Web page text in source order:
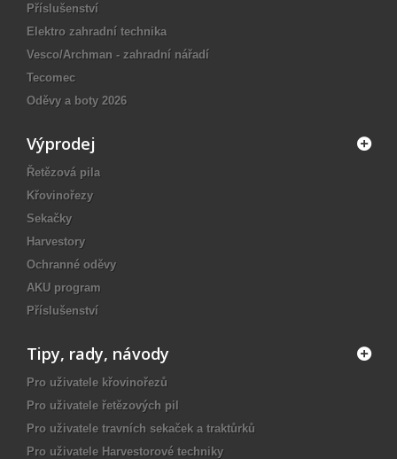
Příslušenství
Elektro zahradní technika
Vesco/Archman - zahradní nářadí
Tecomec
Oděvy a boty 2026
Výprodej
Řetězová pila
Křovinořezy
Sekačky
Harvestory
Ochranné oděvy
AKU program
Příslušenství
Tipy, rady, návody
Pro uživatele křovinořezů
Pro uživatele řetězových pil
Pro uživatele travních sekaček a traktůrků
Pro uživatele Harvestorové techniky